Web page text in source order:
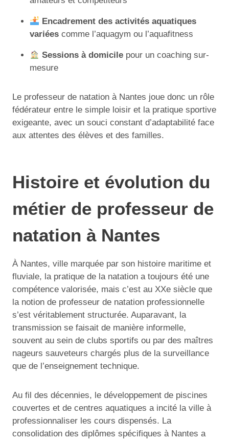
Encadrement des activités aquatiques
variées comme l’aquagym ou l’aquafitness
Sessions à domicile pour un coaching sur-
mesure
Le professeur de natation à Nantes joue donc un rôle
fédérateur entre le simple loisir et la pratique sportive
exigeante, avec un souci constant d’adaptabilité face
aux attentes des élèves et des familles.
Histoire et évolution du
métier de professeur de
natation à Nantes
À Nantes, ville marquée par son histoire maritime et
fluviale, la pratique de la natation a toujours été une
compétence valorisée, mais c’est au XXe siècle que
la notion de professeur de natation professionnelle
s’est véritablement structurée. Auparavant, la
transmission se faisait de manière informelle,
souvent au sein de clubs sportifs ou par des maîtres
nageurs sauveteurs chargés plus de la surveillance
que de l’enseignement technique.
Au fil des décennies, le développement de piscines
couvertes et de centres aquatiques a incité la ville à
professionnaliser les cours dispensés. La
consolidation des diplômes spécifiques à Nantes a